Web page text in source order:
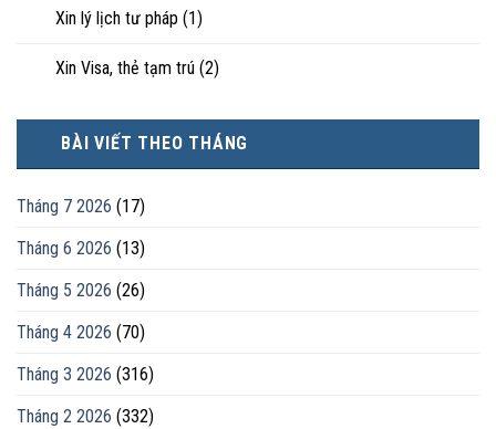
Xin lý lịch tư pháp (1)
Xin Visa, thẻ tạm trú (2)
BÀI VIẾT THEO THÁNG
Tháng 7 2026 (17)
Tháng 6 2026 (13)
Tháng 5 2026 (26)
Tháng 4 2026 (70)
Tháng 3 2026 (316)
Tháng 2 2026 (332)